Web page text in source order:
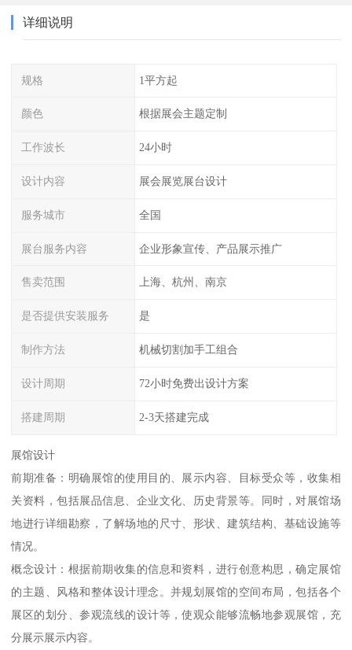
详细说明
规格 1平方起
颜色 根据展会主题定制
工作波长 24小时
设计内容 展会展览展台设计
服务城市 全国
展台服务内容 企业形象宣传、产品展示推广
售卖范围 上海、杭州、南京
是否提供安装服务 是
制作方法 机械切割加手工组合
设计周期 72小时免费出设计方案
搭建周期 2-3天搭建完成
展馆设计
前期准备：明确展馆的使用目的、展示内容、目标受众等，收集相
关资料，包括展品信息、企业文化、历史背景等。同时，对展馆场
地进行详细勘察，了解场地的尺寸、形状、建筑结构、基础设施等
情况。
概念设计：根据前期收集的信息和资料，进行创意构思，确定展馆
的主题、风格和整体设计理念。并规划展馆的空间布局，包括各个
展区的划分、参观流线的设计等，使观众能够流畅地参观展馆，充
分展示展示内容。